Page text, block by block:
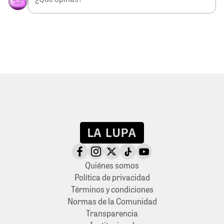
Quiénes somos
Política de privacidad
Términos y condiciones
Normas de la Comunidad
Transparencia